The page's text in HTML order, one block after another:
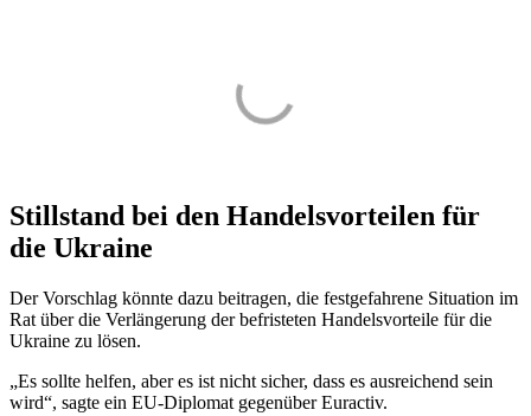
Stillstand bei den Handelsvorteilen für
die Ukraine
Der Vorschlag könnte dazu beitragen, die festgefahrene Situation im
Rat über die Verlängerung der befristeten Handelsvorteile für die
Ukraine zu lösen.
„Es sollte helfen, aber es ist nicht sicher, dass es ausreichend sein
wird“, sagte ein EU-Diplomat gegenüber Euractiv.